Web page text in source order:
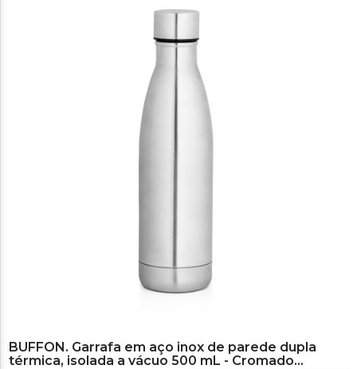
BUFFON. Garrafa em aço inox de parede dupla
térmica, isolada a vácuo 500 mL - Cromado